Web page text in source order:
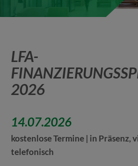
LFA-
2026
14.07.2026
kostenlose Termine | in Präsenz,
telefonisch